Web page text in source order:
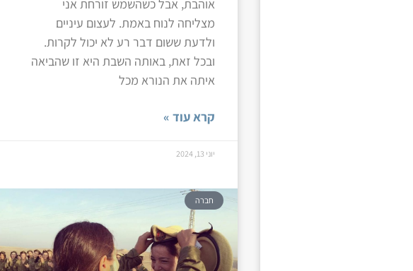
אוהבת, אבל כשהשמש זורחת אני
מצליחה לנוח באמת. לעצום עיניים
ולדעת ששום דבר רע לא יכול לקרות.
ובכל זאת, באותה השבת היא זו שהביאה
איתה את הנורא מכל
קרא עוד »
יוני 13, 2024
חברה